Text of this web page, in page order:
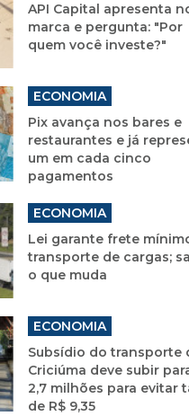
API Capital apresenta
marca e pergunta: "Por
quem você investe?"
ECONOMIA
Pix avança nos bares e
restaurantes e já
um em cada cinco
pagamentos
ECONOMIA
Lei garante frete
transporte de cargas;
o que muda
ECONOMIA
Subsídio do transporte
Criciúma deve subir
2,7 milhões para evitar
de R$ 9,35